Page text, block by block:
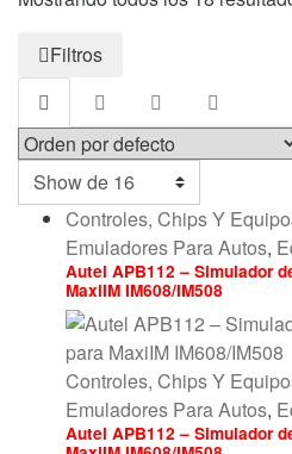
Filtros
Controles, Chips Y
Emuladores Para Autos,
Autel APB112 – Simulador
MaxiIM IM608/IM508
Controles, Chips Y
Emuladores Para Autos,
Autel APB112 – Simulador